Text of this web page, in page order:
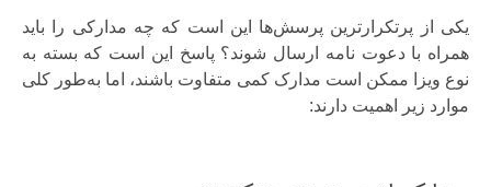
یکی از پرتکرارترین پرسش‌ها این است که چه مدارکی را باید
همراه با دعوت نامه ارسال شوند؟ پاسخ این است که بسته به
نوع ویزا ممکن است مدارک کمی متفاوت باشند، اما به‌طور کلی
موارد زیر اهمیت دارند: